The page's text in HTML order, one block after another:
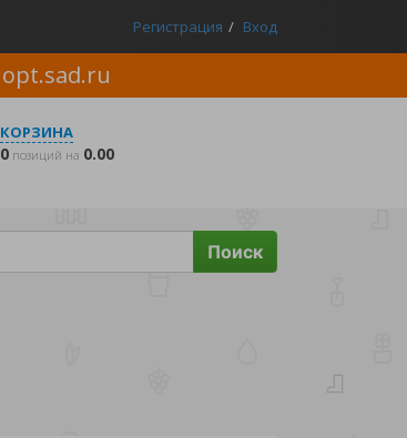
Регистрация Вход
opt.sad.ru
КОРЗИНА
0 позиций на 0.00
Поиск